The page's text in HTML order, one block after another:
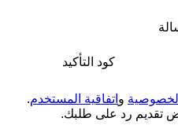
كود التأكيد
و اتفاقية المستخدم.
تقديم رد على طلبك.